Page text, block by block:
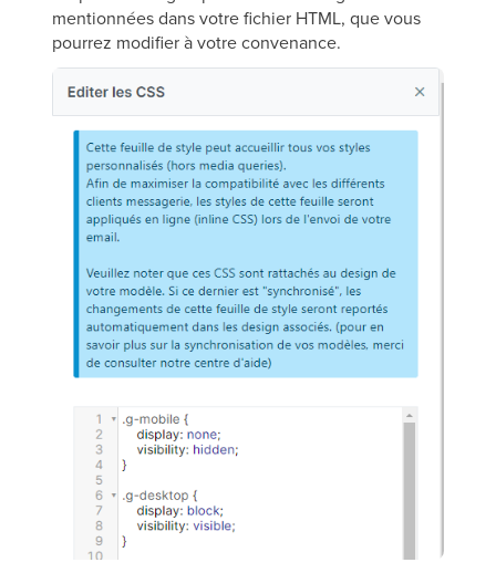
mentionnées dans votre fichier HTML, que vous
pourrez modifier à votre convenance.